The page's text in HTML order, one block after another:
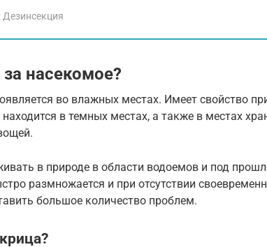
Дезинсекция
насекомое?
во влажных местах. Имеет свойство
в темных местах, а также в местах
в природе в области водоемов и под
размножается и при отсутствии
большое количество проблем.